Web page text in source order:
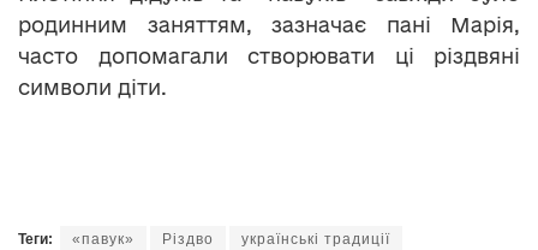
родинним заняттям, зазначає пані Марія,
часто допомагали створювати ці різдвяні
символи діти.
Теги: «павук» Різдво українські традиції